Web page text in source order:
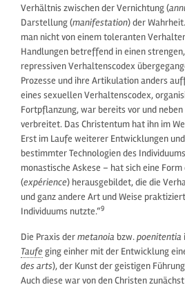
Verhältnis zwischen der Vernichtung (
Darstellung (manifestation) der
man nicht von einem toleranten
Handlungen betreffend in einen
repressiven Verhaltenscodex
Prozesse und ihre Artikulation anders
eines sexuellen Verhaltenscodex,
Fortpflanzung, war bereits vor und
verbreitet. Das Christentum hat ihn im
Erst im Laufe weiterer Entwicklungen
bestimmter Technologien des
monastische Askese – hat sich eine Form
(expérience) herausgebildet, die die
und ganz andere Art und Weise
Individuums nutzte.“9
Die Praxis dermetanoia bzw.poenitentia
Taufeging einher mit der Entwicklung
des arts), der Kunst der geistigen
Auch diese war von den Christen